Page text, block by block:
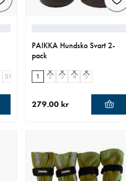
51mm/57mm 64mm/70mm
PAIKKA Hundsko Svart 2-
pack
1 2 3 4 5
279.00 kr